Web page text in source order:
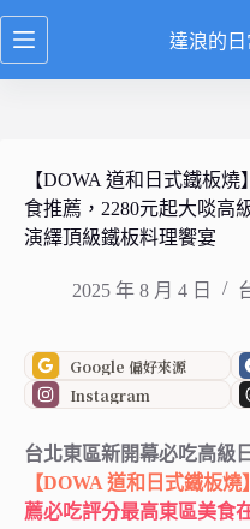
跳
至
達浪的
【DOWA 道和日式鐵板
食推薦，2280元起大啖高
演繹頂級鐵板料理饗宴
2025 年 8 月 4 日
Google 偏好來源
Instagram
台北東區新開幕必吃高級
【DOWA 道和日式鐵板燒】
薦必吃評分最高東區美食